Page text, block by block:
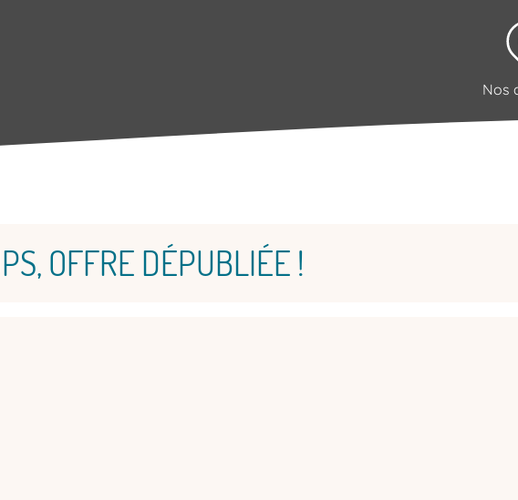
Nos
OFFRE DÉPUBLIÉE !